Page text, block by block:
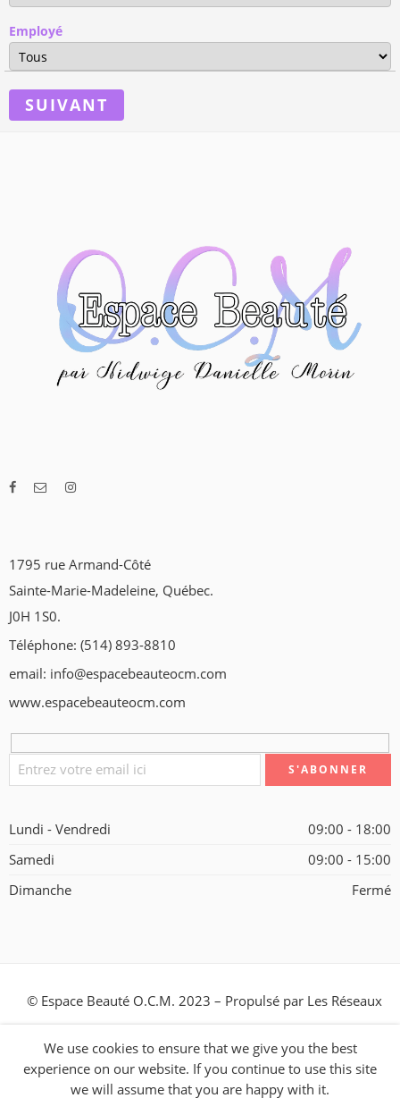
Employé
SUIVANT
1795 rue Armand-Côté
Sainte-Marie-Madeleine, Québec.
J0H 1S0.
Téléphone: (514) 893-8810
email: info@espacebeauteocm.com
www.espacebeauteocm.com
Lundi - Vendredi
09:00 - 18:00
Samedi
09:00 - 15:00
Dimanche
Fermé
© Espace Beauté O.C.M. 2023 – Propulsé par Les Réseaux
Blockchain Inc.
We use cookies to ensure that we give you the best
experience on our website. If you continue to use this site
we will assume that you are happy with it.